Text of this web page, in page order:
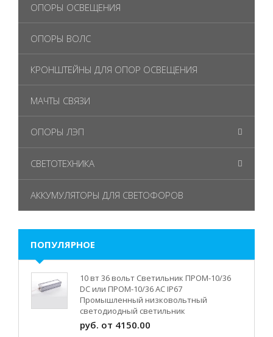
ОПОРЫ ОСВЕЩЕНИЯ
ОПОРЫ ВОЛС
КРОНШТЕЙНЫ ДЛЯ ОПОР ОСВЕЩЕНИЯ
МАЧТЫ СВЯЗИ
ОПОРЫ ЛЭП
СВЕТОТЕХНИКА
АККУМУЛЯТОРЫ ДЛЯ СВЕТОФОРОВ
ПОПУЛЯРНОЕ
10 вт 36 вольт Светильник ПРОМ-10/36
DC или ПРОМ-10/36 AC IP67
Промышленный низковольтный
светодиодный светильник
руб. от 4150.00